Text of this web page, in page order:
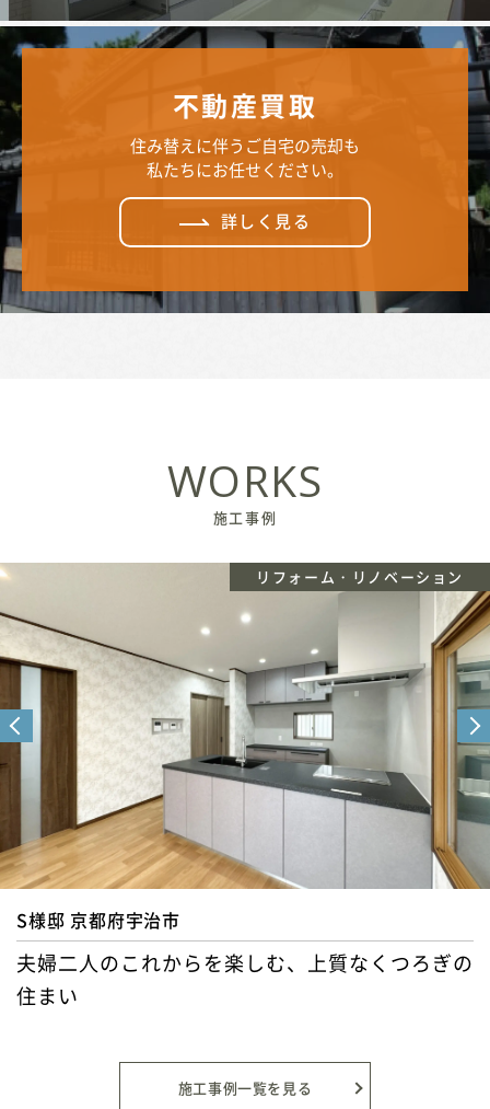
不動産買取
住み替えに伴うご自宅の売却も
私たちにお任せください。
詳しく見る
WORKS
施工事例
リフォーム・リノベーション
S様邸 京都府宇治市
夫婦二人のこれからを楽しむ、上質なくつろぎの
住まい
施工事例一覧を見る